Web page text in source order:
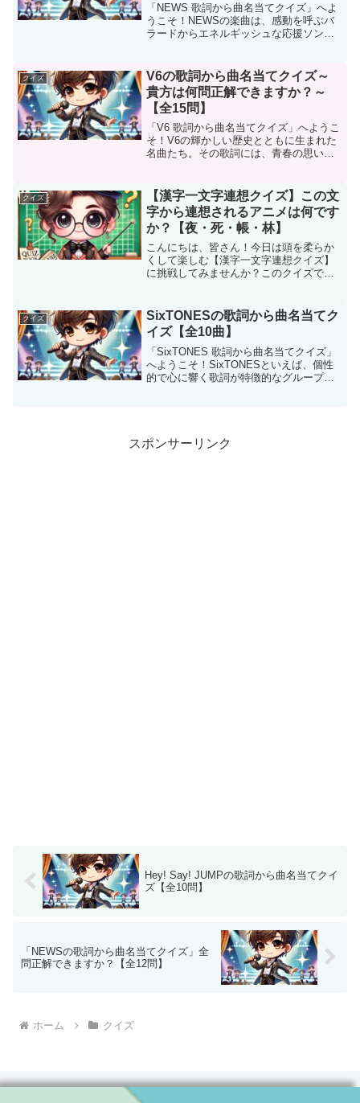
「NEWS 歌詞から曲名当てクイズ」へよ
うこそ！NEWSの楽曲は、感動を呼ぶバ
ラードからエネルギッシュな応援ソン
さで多くのファンを魅了しています。こ
のクイズでは、NEW...
クイズ
V6の歌詞から曲名当てクイズ～
貴方は何問正解できますか？～
【全15問】
「V6 歌詞から曲名当てクイズ」へようこ
そ！V6の輝かしい歴史とともに生まれた
名曲たち。その歌詞には、青春の思い出
なV6の楽曲から選りすぐりの歌詞をヒン
トに、曲名を当て...
クイズ
【漢字一文字連想クイズ】この文
字から連想されるアニメは何です
か？【夜・死・帳・林】
こんにちは、皆さん！今日は頭を柔らか
くして楽しむ【漢字一文字連想クイズ】
に挑戦してみませんか？このクイズで
いただきます！例えば、「火」なら『炎
炎ノ消防隊』や『鬼滅の刃』...
クイズ
SixTONESの歌詞から曲名当てク
イズ【全10曲】
「SixTONES 歌詞から曲名当てクイズ」
へようこそ！SixTONESといえば、個性
的で心に響く歌詞が特徴的なグループ。
スポンサーリンク
Hey! Say! JUMPの歌詞から曲名当てクイ
ズ【全10問】
「NEWSの歌詞から曲名当てクイズ」全
問正解できますか？【全12問】
ホーム クイズ